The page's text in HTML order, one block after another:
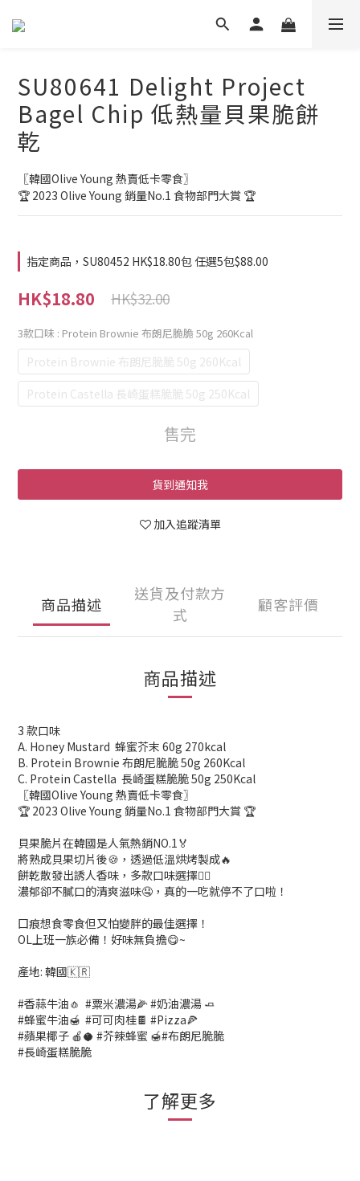
SU80641 Delight Project
Bagel Chip 低熱量貝果脆餅
乾
〖韓國Olive Young 熱賣低卡零食〗
🏆 2023 Olive Young 銷量No.1 食物部門大賞 🏆
指定商品，SU80452 HK$18.80包 任選5包$88.00
HK$18.80 HK$32.00
3款口味 : Protein Brownie 布朗尼脆脆 50g 260Kcal
Protein Brownie 布朗尼脆脆 50g 260Kcal
Protein Castella 長崎蛋糕脆脆 50g 250Kcal
售完
貨到通知我
加入追蹤清單
商品描述
送貨及付款方
式
顧客評價
商品描述
3 款口味
A. Honey Mustard 蜂蜜芥末 60g 270kcal
B. Protein Brownie 布朗尼脆脆 50g 260Kcal
C. Protein Castella 長崎蛋糕脆脆 50g 250Kcal
〖韓國Olive Young 熱賣低卡零食〗
🏆 2023 Olive Young 銷量No.1 食物部門大賞 🏆
貝果脆片在韓國是人氣熱銷NO.1🏅
將熟成貝果切片後🍪，透過低溫烘烤製成🔥
餅乾散發出誘人香味，多款口味選擇👍🏻
濃郁卻不膩口的清爽滋味🤤，真的一吃就停不了口啦！
囗痕想食零食但又怕變胖的最佳選擇！
OL上班一族必備！好味無負擔😋~
產地: 韓國🇰🇷
#香蒜牛油🧄 #粟米濃湯🌽 #奶油濃湯 🧈
#蜂蜜牛油🍯 #可可肉桂🍫 #Pizza🍕
#蘋果椰子 🍎🥥 #芥辣蜂蜜 🍯#布朗尼脆脆
#長崎蛋糕脆脆
了解更多